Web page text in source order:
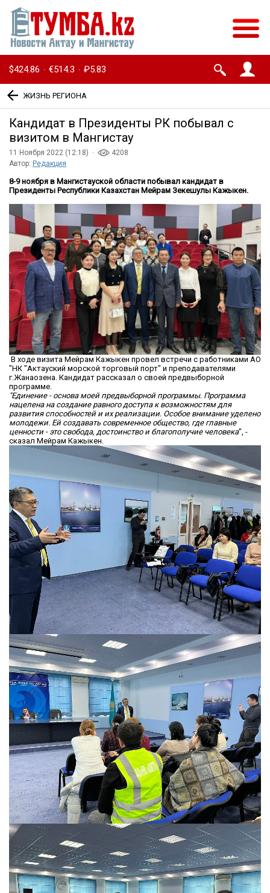
$424.86 · €514.3 · ₽5.83
ЖИЗНЬ РЕГИОНА
Кандидат в Президенты РК побывал с
визитом в Мангистау
11 Ноября 2022 (12:18) ·
4208
Автор: Редакция
8-9 ноября в Мангистауской области побывал кандидат в
Президенты Республики Казахстан Мейрам Зекешулы Кажыкен.
В ходе визита Мейрам Кажыкен провел встречи с работниками АО
"НК "Актауский морской торговый порт" и преподавателями
г.Жанаозена. Кандидат рассказал о своей предвыборной
программе.
"Единение - основа моей предвыборной программы. Программа
нацелена на создание равного доступа к возможностям для
развития способностей и их реализации. Особое внимание уделено
молодежи. Ей создавать современное общество, где главные
ценности - это свобода, достоинство и благополучие человека", -
сказал Мейрам Кажыкен.